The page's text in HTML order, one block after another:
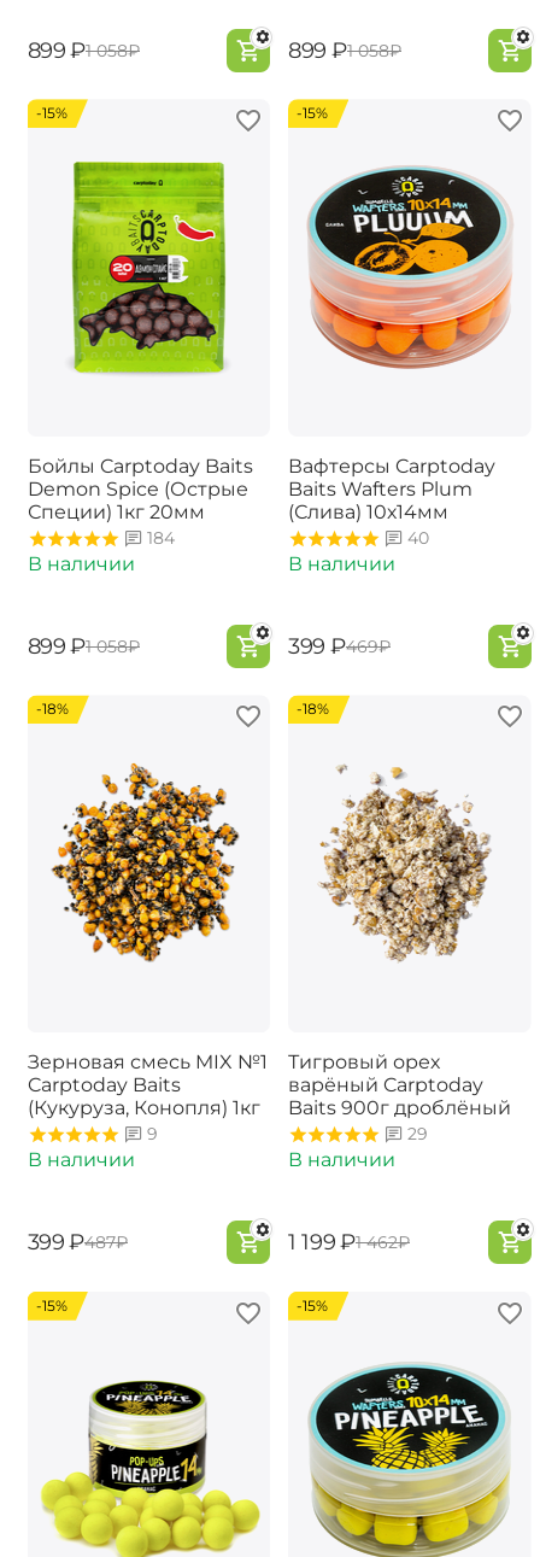
‍899‍ ₽‍1 058‍₽ ‍899‍ ₽‍1 058‍₽
-15%
Бойлы Carptoday Baits
Demon Spice (Острые
Специи) 1кг 20мм
184
В наличии
‍899‍ ₽‍1 058‍₽
-15%
Вафтерсы Carptoday
Baits Wafters Plum
(Слива) 10х14мм
40
В наличии
‍399‍ ₽‍469‍₽
-18%
Зерновая смесь MIX №1
Carptoday Baits
(Кукуруза, Конопля) 1кг
9
В наличии
‍399‍ ₽‍487‍₽
-18%
Тигровый орех
варёный Carptoday
Baits 900г дроблёный
29
В наличии
‍1 199‍₽‍1 462‍₽
-15% -15%